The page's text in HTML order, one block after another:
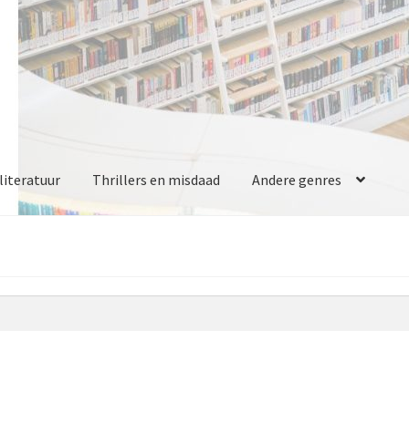
literatuur Thrillers en misdaad Andere genres